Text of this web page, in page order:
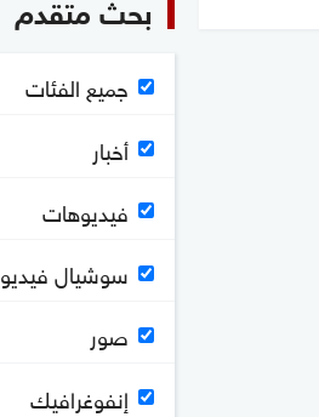
جميع الفئات
أخبار
فيديوهات
سوشيال فيديو
صور
إنفوغرافيك